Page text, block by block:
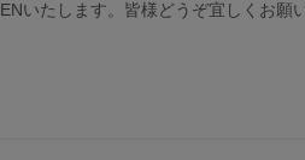
いたします。皆様どうぞ宜しくお願